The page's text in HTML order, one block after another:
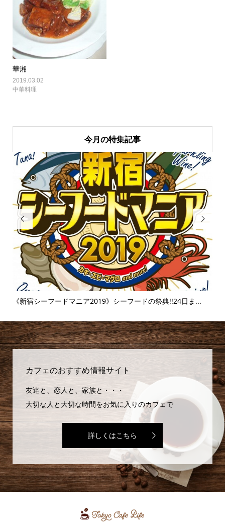
華湘
2019.03.02
中華料理
今月の特集記事

《新宿シーフードマニア2019》シーフードの祭典!!24日ま...

カフェのおすすめ情報サイト
友達と、恋人と、家族と・・・
大切な人と大切な時間をお気に入りのカフェで
詳しくはこちら